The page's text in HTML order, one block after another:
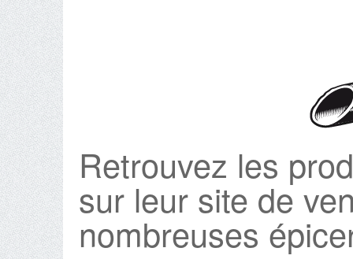
Retrouvez les
sur leur site de
nombreuses